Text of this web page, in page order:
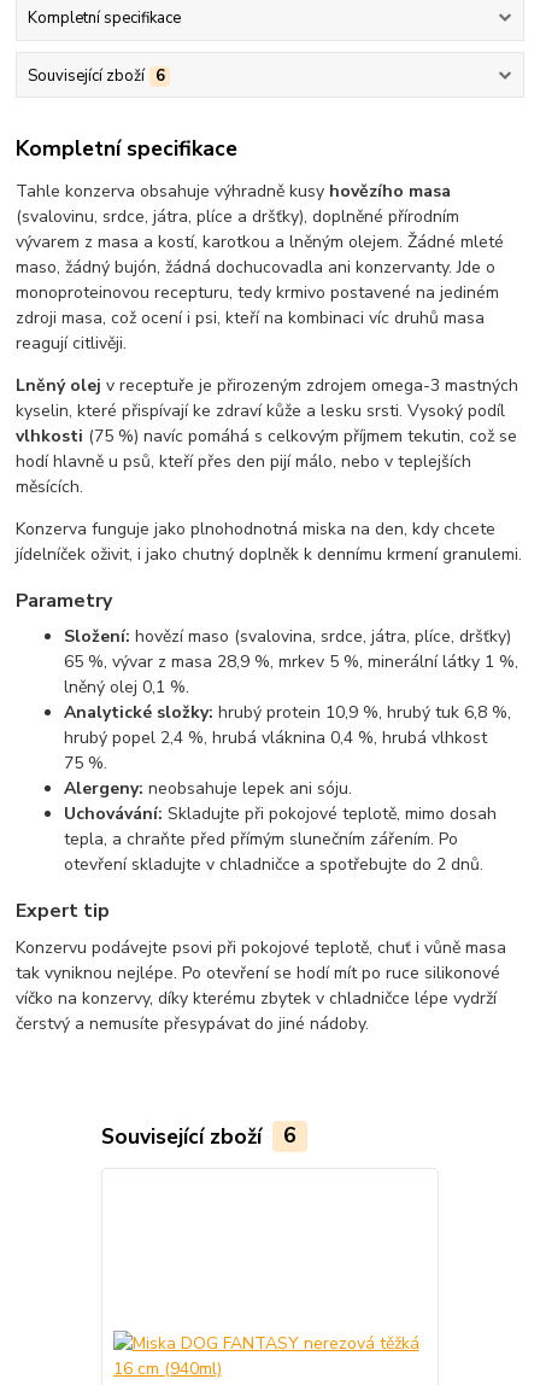
Kompletní specifikace
Související zboží 6
Kompletní specifikace
Tahle konzerva obsahuje výhradně kusy hovězího masa
(svalovinu, srdce, játra, plíce a dršťky), doplněné přírodním
vývarem z masa a kostí, karotkou a lněným olejem. Žádné mleté
maso, žádný bujón, žádná dochucovadla ani konzervanty. Jde o
monoproteinovou recepturu, tedy krmivo postavené na jediném
zdroji masa, což ocení i psi, kteří na kombinaci víc druhů masa
reagují citlivěji.
Lněný olej v receptuře je přirozeným zdrojem omega-3 mastných
kyselin, které přispívají ke zdraví kůže a lesku srsti. Vysoký podíl
vlhkosti (75 %) navíc pomáhá s celkovým příjmem tekutin, což se
hodí hlavně u psů, kteří přes den pijí málo, nebo v teplejších
měsících.
Konzerva funguje jako plnohodnotná miska na den, kdy chcete
jídelníček oživit, i jako chutný doplněk k dennímu krmení granulemi.
Parametry
Složení: hovězí maso (svalovina, srdce, játra, plíce, dršťky)
65 %, vývar z masa 28,9 %, mrkev 5 %, minerální látky 1 %,
lněný olej 0,1 %.
Analytické složky: hrubý protein 10,9 %, hrubý tuk 6,8 %,
hrubý popel 2,4 %, hrubá vláknina 0,4 %, hrubá vlhkost
75 %.
Alergeny: neobsahuje lepek ani sóju.
Uchovávání: Skladujte při pokojové teplotě, mimo dosah
tepla, a chraňte před přímým slunečním zářením. Po
otevření skladujte v chladničce a spotřebujte do 2 dnů.
Expert tip
Konzervu podávejte psovi při pokojové teplotě, chuť i vůně masa
tak vyniknou nejlépe. Po otevření se hodí mít po ruce silikonové
víčko na konzervy, díky kterému zbytek v chladničce lépe vydrží
čerstvý a nemusíte přesypávat do jiné nádoby.
Související zboží 6